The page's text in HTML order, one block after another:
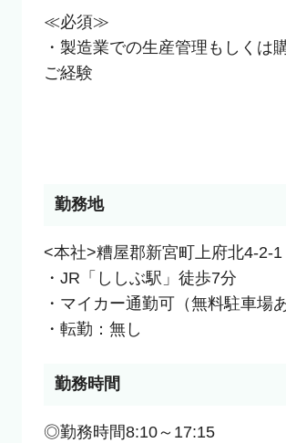
≪必須≫
・製造業での生産管理もしくは
ご経験
勤務地
<本社>糟屋郡新宮町上府北4-2-1
・JR「ししぶ駅」徒歩7分
・マイカー通勤可（無料駐車場あ
・転勤：無し
勤務時間
◎勤務時間8:10～17:15